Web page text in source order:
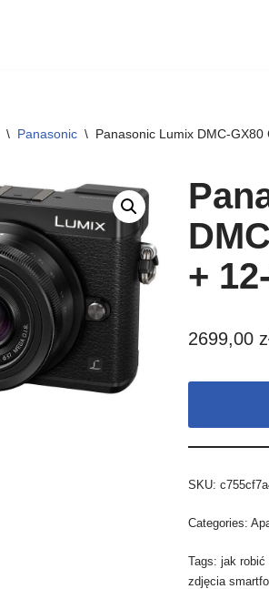
\ Panasonic \ Panasonic Lumix DMC-GX80
+
2699,00
SKU:
Categories:
Tags:jak robić
zdjęcia